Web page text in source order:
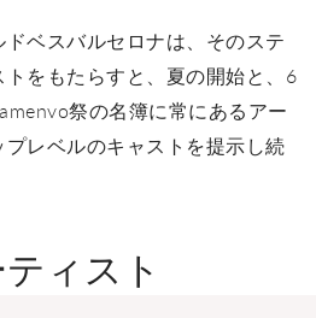
ベスバルセロナは、そのステ
をもたらすと、夏の開始と、6
祭の名簿に常にあるアー
レベルのキャストを提示し続
ィスト